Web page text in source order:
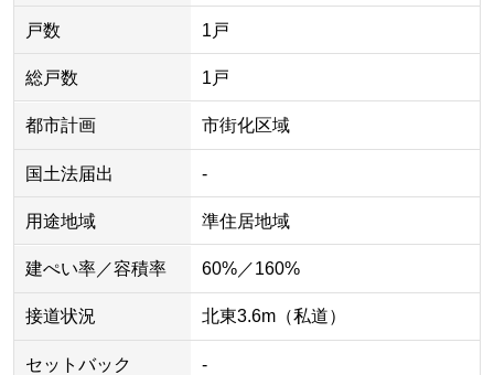
戸数 1戸
総戸数 1戸
都市計画 市街化区域
国土法届出 -
用途地域 準住居地域
建ぺい率／容積率 60%／160%
接道状況 北東3.6m（私道）
セットバック -